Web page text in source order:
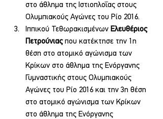
στο άθλημα της Ιστιοπλοΐας στους
Ολυμπιακούς Αγώνες του Ρίο 2016.
Ιππικού Τεθωρακισμένων Ελευθέριος
Πετρούνιας που κατέκτησε την 1η
θέση στο ατομικό αγώνισμα των
Κρίκων στο άθλημα της Ενόργανης
Γυμναστικής στους Ολυμπιακούς
Αγώνες του Ρίο 2016 και την 3η θέση
στο ατομικό αγώνισμα των Κρίκων
στο άθλημα της Ενόργανης